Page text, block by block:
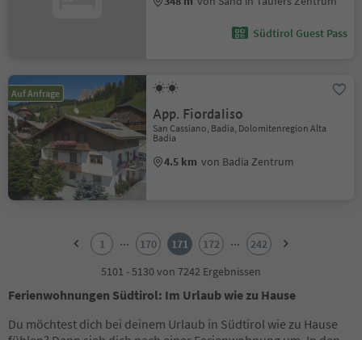
Südtirol Guest Pass
Auf Anfrage
App. Fiordaliso
San Cassiano, Badia, Dolomitenregion Alta
Badia
4.5 km von Badia Zentrum
6
7
8
1 ... 170 171 172 ...
242
5101 - 5130 von 7242 Ergebnissen
Ferienwohnungen Südtirol: Im Urlaub wie zu Hause
Du möchtest dich bei deinem Urlaub in Südtirol wie zu Hause